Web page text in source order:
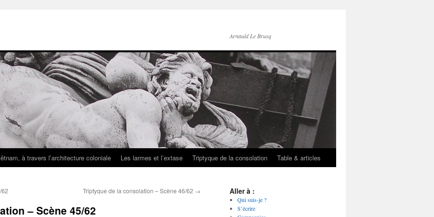
Arnauld Le Brusq
à travers l’architecture coloniale Les larmes et l’extase Triptyque de la consolation Table & articles
Triptyque de la consolation – Scène 46/62 →
– Scène 45/62
Aller à :
Qui suis-je ?
S’écrire